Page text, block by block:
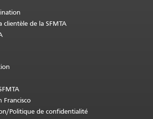
clientèle de la SFMTA
Francisco
Politique de confidentialité